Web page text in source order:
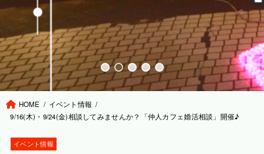
HOME
イベント情報
9/16(木)・9/24(金)相談してみませんか？「仲人カフェ婚活相談」開催♪
イベント情報